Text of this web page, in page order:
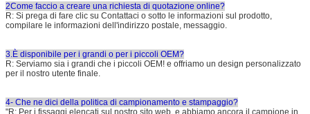
2Come faccio a creare una richiesta di quotazione online?
R: Si prega di fare clic su Contattaci o sotto le informazioni sul prodotto,
compilare le informazioni dell'indirizzo postale, messaggio.
3.È disponibile per i grandi o per i piccoli OEM?
R: Serviamo sia i grandi che i piccoli OEM! e offriamo un design personalizzato
per il nostro utente finale.
4- Che ne dici della politica di campionamento e stampaggio?
"R: Per i fissaggi elencati sul nostro sito web, e abbiamo ancora il campione in